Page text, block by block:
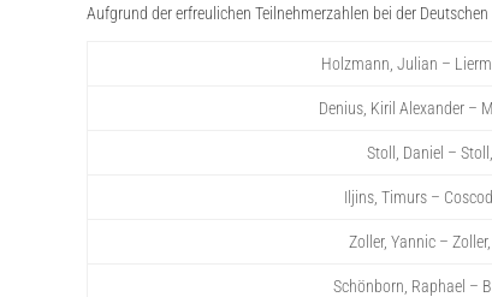
Aufgrund der erfreulichen Teilnehmerzahlen bei der
Holzmann, Julian –
Denius, Kiril Alexander –
Stoll, Daniel –
Iljins, Timurs –
Zoller, Yannic –
Schönborn, Raphael –